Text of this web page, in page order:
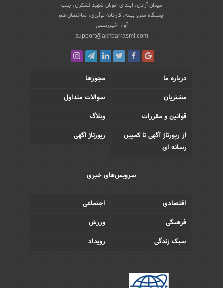
میدان آزادی، ابتدای اتوبان شهید لشکری، جنب
ایستگاه مترو بیمه، کارخانه نوآوری، ساختمان هم
آوا، اخباررسمی
support@akhbarrasmi.com
درباره ما
مجوزها
مشتریان
سوالات متداول
قوانین و مقررات
وبلاگ
از رپورتاژ آگهی تا کمپین
رسانه ای
رپورتاژ آگهی
سرویس‌های خبری
اقتصادی
اجتماعی
فرهنگی
ورزش
سبک زندگی
رویداد